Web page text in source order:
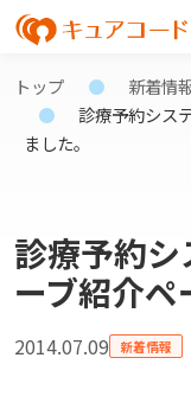
トップ
新着情
診療予約シス
ました。
診療予約
ーブ紹介ペ
2014.07.09 新着情報